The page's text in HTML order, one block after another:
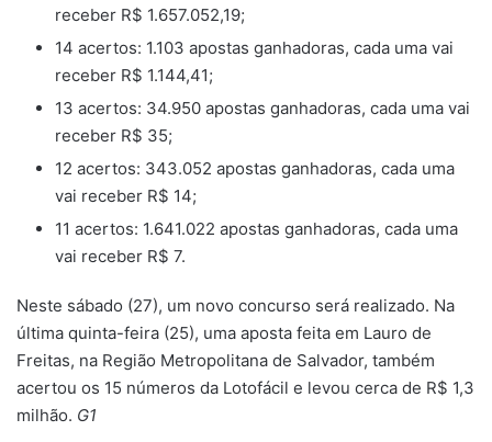
receber R$ 1.657.052,19;
14 acertos: 1.103 apostas ganhadoras, cada uma vai
receber R$ 1.144,41;
13 acertos: 34.950 apostas ganhadoras, cada uma vai
receber R$ 35;
12 acertos: 343.052 apostas ganhadoras, cada uma
vai receber R$ 14;
11 acertos: 1.641.022 apostas ganhadoras, cada uma
vai receber R$ 7.
Neste sábado (27), um novo concurso será realizado. Na
última quinta-feira (25), uma aposta feita em Lauro de
Freitas, na Região Metropolitana de Salvador, também
acertou os 15 números da Lotofácil e levou cerca de R$ 1,3
milhão. G1